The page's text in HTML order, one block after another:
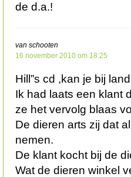
de d.a.!
van schooten
16 november 2010 om 18:25
Hill”s cd ,kan je bij
Ik had laats een klant
ze het vervolg blaas
De dieren arts zij dat
nemen.
De klant kocht bij de
Wat de dieren winkel